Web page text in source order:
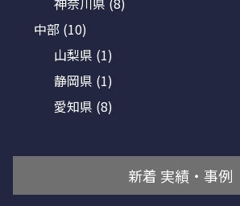
中部 (10)
山梨県 (1)
静岡県 (1)
愛知県 (8)
新着 実績・事例